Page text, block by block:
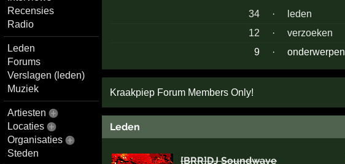
Recensies
Radio
Leden
Forums
Verslagen (leden)
Muziek
Artiesten
Locaties
Organisaties
Steden
34 ·
leden
12
·
verzoeken
9
· onderwerpen
Kraakpiep Forum Members Only!
Leden
[BRR]DJ Soundwave